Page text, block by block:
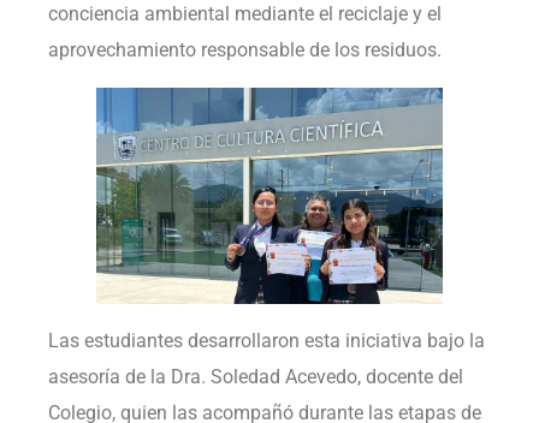
conciencia ambiental mediante el reciclaje y el
aprovechamiento responsable de los residuos.
Las estudiantes desarrollaron esta iniciativa bajo la
asesoría de la Dra. Soledad Acevedo, docente del
Colegio, quien las acompañó durante las etapas de